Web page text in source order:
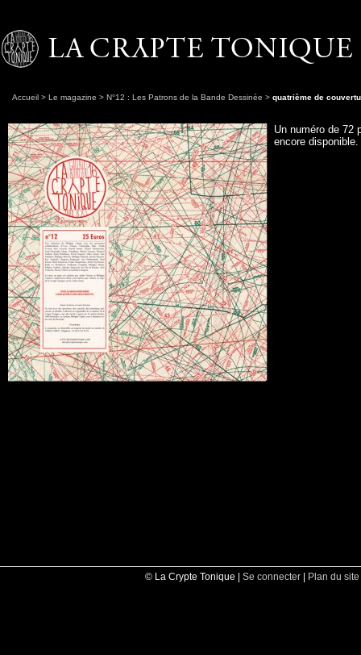
Accueil > Le magazine > N°12 : Les Patrons de la Bande Dessinée > quatrième de
Un numéro de 72
encore disponible.
© La Crypte Tonique | Se connecter | Plan du site